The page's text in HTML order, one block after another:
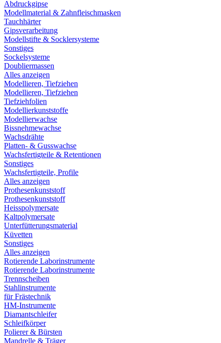
Abdruckgipse
Modellmaterial & Zahnfleischmasken
Tauchhärter
Gipsverarbeitung
Modellstifte & Socklersysteme
Sonstiges
Sockelsysteme
Doubliermassen
Alles anzeigen
Modellieren, Tiefziehen
Modellieren, Tiefziehen
Tiefziehfolien
Modellierkunststoffe
Modellierwachse
Bissnehmewachse
Wachsdrähte
Platten- & Gusswachse
Wachsfertigteile & Retentionen
Sonstiges
Wachsfertigteile, Profile
Alles anzeigen
Prothesenkunststoff
Prothesenkunststoff
Heisspolymersate
Kaltpolymersate
Unterfütterungsmaterial
Küvetten
Sonstiges
Alles anzeigen
Rotierende Laborinstrumente
Rotierende Laborinstrumente
Trennscheiben
Stahlinstrumente
für Frästechnik
HM-Instrumente
Diamantschleifer
Schleifkörper
Polierer & Bürsten
Mandrelle & Träger